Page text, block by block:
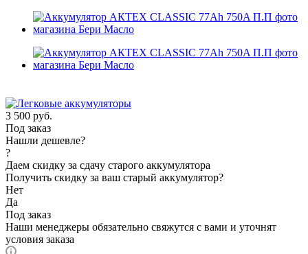
3 500 руб.
Под заказ
Нашли дешевле?
?
Даем скидку за сдачу старого аккумулятора
Получить скидку за ваш старый аккумулятор?
Нет
Да
Под заказ
Наши менеджеры обязательно свяжутся с вами и уточнят
условия заказа